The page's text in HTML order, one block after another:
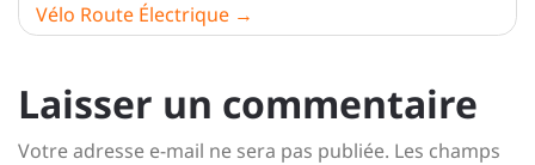
Vélo Route Électrique
Laisser un commentaire
Votre adresse e-mail ne sera pas publiée. Les champs